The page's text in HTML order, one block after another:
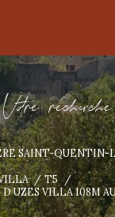
Vore recece
SAINT-QUENTIN-
T5
UZES VILLA 108M